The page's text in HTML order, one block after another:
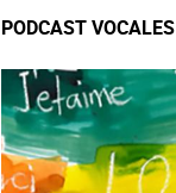
PODCAST VOCALES